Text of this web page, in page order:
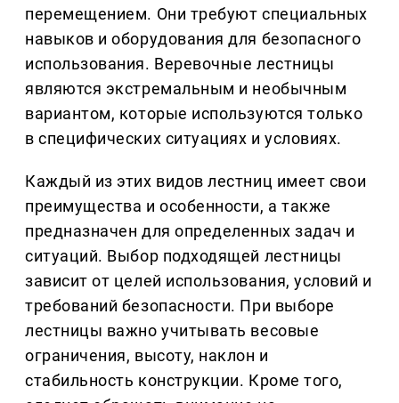
перемещением. Они требуют специальных
навыков и оборудования для безопасного
использования. Веревочные лестницы
являются экстремальным и необычным
вариантом, которые используются только
в специфических ситуациях и условиях.
Каждый из этих видов лестниц имеет свои
преимущества и особенности, а также
предназначен для определенных задач и
ситуаций. Выбор подходящей лестницы
зависит от целей использования, условий и
требований безопасности. При выборе
лестницы важно учитывать весовые
ограничения, высоту, наклон и
стабильность конструкции. Кроме того,